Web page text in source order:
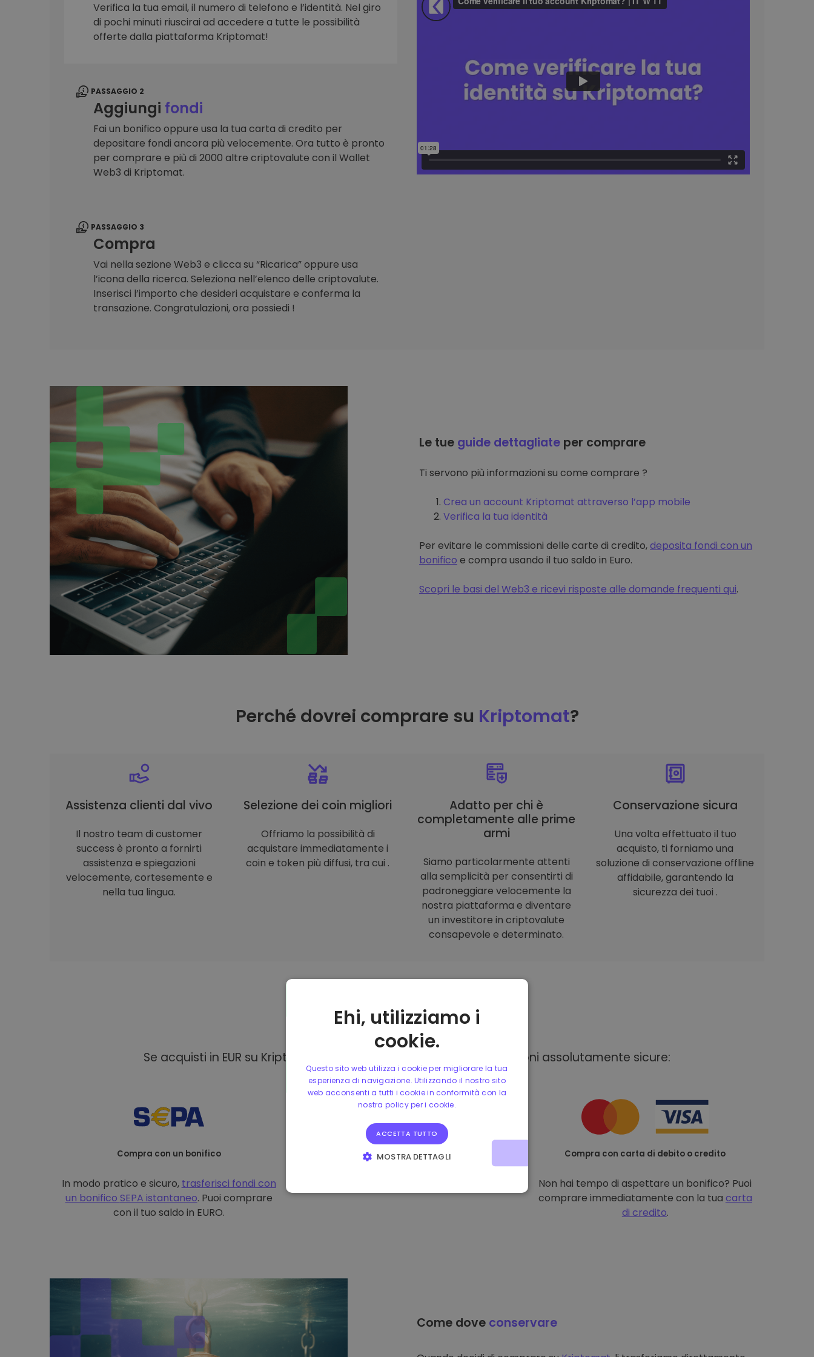
Scoperta investimenti
Trova la tua strategia crypto
Verifica la tua email, il numero di telefono e l’identità. Nel giro
di pochi minuti riuscirai ad accedere a tutte le possibilità
offerte dalla piattaforma Kriptomat!
PASSAGGIO 2
Aggiungi fondi
Fai un bonifico oppure usa la tua carta di credito per
depositare fondi ancora più velocemente. Ora tutto è pronto
per comprare e più di 2000 altre criptovalute con il Wallet
Web3 di Kriptomat.
PASSAGGIO 3
Compra
Vai nella sezione Web3 e clicca su “Ricarica” oppure usa
l’icona della ricerca. Seleziona nell’elenco delle criptovalute.
Inserisci l’importo che desideri acquistare e conferma la
transazione. Congratulazioni, ora possiedi !
Le tue guide dettagliate per comprare
Ti servono più informazioni su come comprare ?
Crea un account Kriptomat attraverso l’app mobile
Verifica la tua identità
Per evitare le commissioni delle carte di credito,deposita fondi con un
bonifico e compra usando il tuo saldo in Euro.
Scopri le basi del Web3 e ricevi risposte alle domande frequenti qui.
Perché dovrei comprare su Kriptomat?
Assistenza clienti dal vivo
Il nostro team di customer
success è pronto a fornirti
assistenza e spiegazioni
velocemente, cortesemente e
nella tua lingua.
Selezione dei coin migliori
Offriamo la possibilità di
acquistare immediatamente i
coin e token più diffusi, tra cui .
Adatto per chi è
completamente alle prime
armi
Siamo particolarmente attenti
alla semplicità per consentirti di
padroneggiare velocemente la
nostra piattaforma e diventare
un investitore in criptovalute
consapevole e determinato.
Conservazione sicura
Una volta effettuato il tuo
acquisto, ti forniamo una
soluzione di conservazione offline
affidabile, garantendo la
sicurezza dei tuoi .
Modalità dipagamento
Se acquisti in EUR su Kriptomat, hai a tua disposizione diverse opzioni assolutamente sicure:
Compra con un bonifico
In modo pratico e sicuro, trasferisci fondi con
un bonifico SEPA istantaneo. Puoi comprare
con il tuo saldo in EURO.
Compra con carta di debito o credito
Non hai tempo di aspettare un bonifico? Puoi
comprare immediatamente con la tua carta
di credito.
Come dove conservare
Ehi, utilizziamo i
cookie.
Questo sito web utilizza i cookie per migliorare la tua
esperienza di navigazione. Utilizzando il nostro sito
web acconsenti a tutti i cookie in conformità con la
nostra policy per i cookie.
ACCETTA TUTTO
MOSTRA DETTAGLI